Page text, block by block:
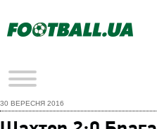
30 ВЕРЕСНЯ 2016